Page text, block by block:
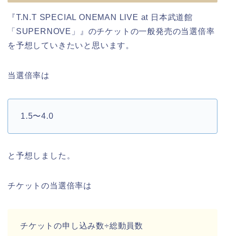
『T.N.T SPECIAL ONEMAN LIVE at 日本武道館
「SUPERNOVE」』のチケットの一般発売の当選倍率
を予想していきたいと思います。
当選倍率は
1.5〜4.0
と予想しました。
チケットの当選倍率は
チケットの申し込み数÷総動員数